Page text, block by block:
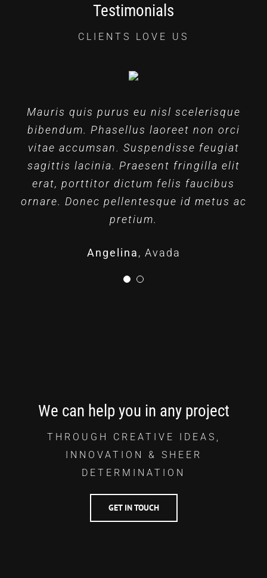
Testimonials
CLIENTS LOVE US
Mauris quis purus eu nisl scelerisque
bibendum. Phasellus laoreet non orci
vitae accumsan. Suspendisse feugiat
sagittis lacinia. Praesent fringilla elit
erat, porttitor dictum felis faucibus
ornare. Donec pellentesque id metus ac
pretium.
Angelina, Avada
Praesent ut sem dignissim, dapibus est
et, consectetur sem. Integer scelerisque
hendrerit placerat. Nullam imperdiet
lectus at elit fringilla, vitae ullamcorper
leo luctus. Duis imperdiet ut ex et
ullamcorper. Duis lorem turpis,
scelerisque sit.
Dario Pineda Themefusion
We can help you in any project
THROUGH CREATIVE IDEAS,
INNOVATION & SHEER
DETERMINATION
GET IN TOUCH